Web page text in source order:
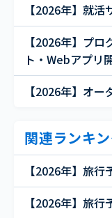
【2026年】就
【2026年】プ
ト・Webアプリ
【2026年】オー
関連ランキ
【2026年】旅
【2026年】旅